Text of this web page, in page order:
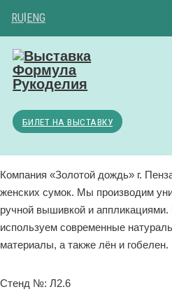
RU ENG
БИЛЕТ НА ВЫСТАВКУ
Компания «Золотой дождь» г.
женских сумок. Мы производим
ручной вышивкой и аппликациями.
используем современные
материалы, а также лён и гобелен.
Стенд №: Л2.6